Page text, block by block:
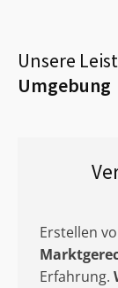
Unsere
Umgebung
Erstellen
Erfahrung.